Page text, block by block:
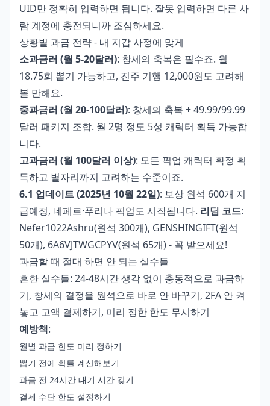
UID만 정확히 입력하면 됩니다. 잘못 입력하면 다른 사
람 계정에 충전되니까 조심하세요.
상황별 과금 전략 - 내 지갑 사정에 맞게
소과금러 (월 5-20달러): 창세의 축복은 필수죠. 월
18.75회 뽑기 가능하고, 진주 기행 12,000원도 고려해
볼 만해요.
중과금러 (월 20-100달러): 창세의 축복 + 49.99/99.99
달러 패키지 조합. 월 2명 정도 5성 캐릭터 획득 가능합
니다.
고과금러 (월 100달러 이상): 모든 픽업 캐릭터 확정 획
득하고 별자리까지 고려하는 수준이죠.
6.1 업데이트 (2025년 10월 22일): 보상 원석 600개 지
급예정, 네페르·푸리나 픽업도 시작됩니다. 리딤 코드:
Nefer1022Ashru(원석 300개), GENSHINGIFT(원석
50개), 6A6VJTWGCPYV(원석 65개) - 꼭 받으세요!
과금할 때 절대 하면 안 되는 실수들
흔한 실수들: 24-48시간 생각 없이 충동적으로 과금하
기, 창세의 결정을 원석으로 바로 안 바꾸기, 2FA 안 켜
놓고 고액 결제하기, 미리 정한 한도 무시하기
예방책:
월별 과금 한도 미리 정하기
뽑기 전에 확률 계산해보기
과금 전 24시간 대기 시간 갖기
결제 수단 한도 설정하기